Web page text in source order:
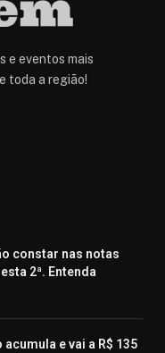
e eventos mais
toda a região!
constar nas notas
2ª. Entenda
e vai a R$ 135